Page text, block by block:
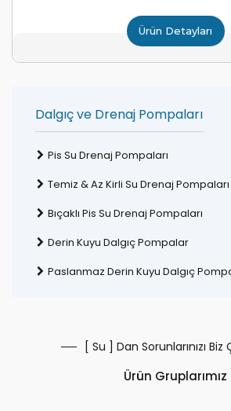
Ürün Detayları
Dalgıç ve Drenaj Pompaları
Pis Su Drenaj Pompaları
Temiz & Az Kirli Su Drenaj Pompaları
Bıçaklı Pis Su Drenaj Pompaları
Derin Kuyu Dalgıç Pompalar
Paslanmaz Derin Kuyu Dalgıç
[ Su ] Dan Sorunlarınızı Biz
Ürün Gruplarımız